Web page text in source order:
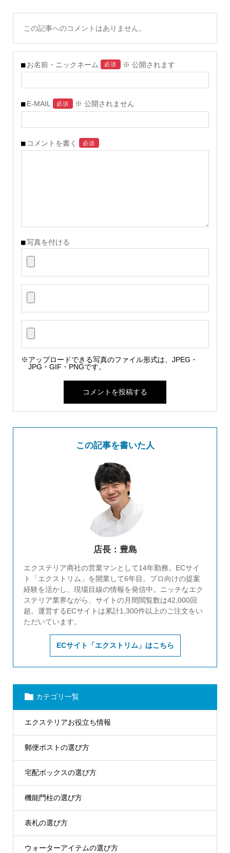
この記事へのコメントはありません。
お名前・ニックネーム 必須 ※ 公開されます
E-MAIL 必須 ※ 公開されません
コメントを書く 必須
写真を付ける
※アップロードできる写真のファイル形式は、JPEG・
JPG・GIF・PNGです。
この記事を書いた人
店長：豊島
エクステリア商社の営業マンとして14年勤務。ECサイ
ト「エクストリム」を開業して6年目。プロ向けの提案
経験を活かし、現場目線の情報を発信中。ニッチなエク
ステリア業界ながら、サイトの月間閲覧数は42,000回
超。運営するECサイトは累計1,300件以上のご注文をい
ただいています。
ECサイト「エクストリム」はこちら
カテゴリ一覧
エクステリアお役立ち情報
郵便ポストの選び方
宅配ボックスの選び方
機能門柱の選び方
表札の選び方
ウォーターアイテムの選び方